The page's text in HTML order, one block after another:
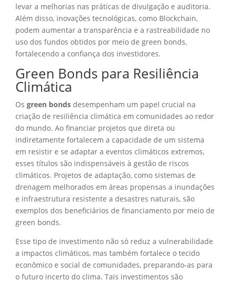
levar a melhorias nas práticas de divulgação e auditoria.
Além disso, inovações tecnológicas, como Blockchain,
podem aumentar a transparência e a rastreabilidade no
uso dos fundos obtidos por meio de green bonds,
fortalecendo a confiança dos investidores.
Green Bonds para Resiliência
Climática
Os green bonds desempenham um papel crucial na
criação de resiliência climática em comunidades ao redor
do mundo. Ao financiar projetos que direta ou
indiretamente fortalecem a capacidade de um sistema
em resistir e se adaptar a eventos climáticos extremos,
esses títulos são indispensáveis à gestão de riscos
climáticos. Projetos de adaptação, como sistemas de
drenagem melhorados em áreas propensas a inundações
e infraestrutura resistente a desastres naturais, são
exemplos dos beneficiários de financiamento por meio de
green bonds.
Esse tipo de investimento não só reduz a vulnerabilidade
a impactos climáticos, mas também fortalece o tecido
econômico e social de comunidades, preparando-as para
o futuro incerto do clima. Tais investimentos são